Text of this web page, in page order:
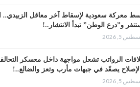
معركة سعودية لإسقاط آخر معاقل الزبيدي..
و”درع الوطن” تبدأ الانتشار..!
5, 2026
الرواتب تشعل مواجهة داخل معسكر
يصعّد في جبهات مأرب وتعز والضالع..!
5, 2026